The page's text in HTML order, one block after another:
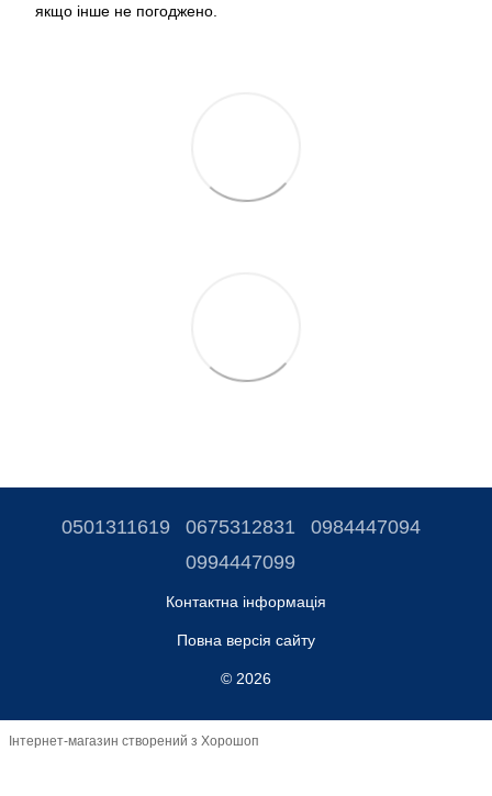
якщо інше не погоджено.
0501311619 0675312831
0984447094
0994447099
Контактна інформація
Повна версія сайту
© 2026
Інтернет-магазин створений з Хорошоп